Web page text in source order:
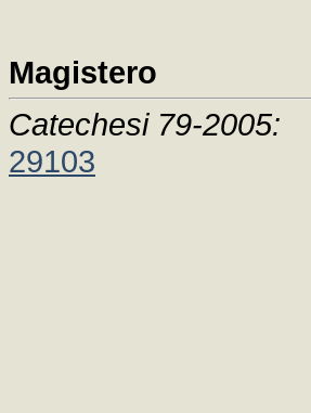
Magistero
Catechesi 79-2005:
29103